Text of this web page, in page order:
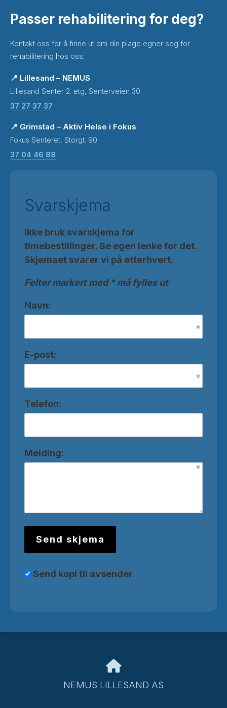
Passer rehabilitering for deg?
Kontakt oss for å finne ut om din plage egner seg for
rehabilitering hos oss.
📍 Lillesand – NEMUS
Lillesand Senter 2. etg, Senterveien 30
37 27 37 37
📍 Grimstad – Aktiv Helse i Fokus
Fokus Senteret, Storgt. 90
37 04 46 88
Svarskjema
Ikke bruk svarskjema for
timebestillinger. Se egen lenke for det.
Skjemaet svarer vi på etterhvert.
Felter markert med * må fylles ut
Navn:
E-post:
Telefon:
Melding:
Send kopi til avsender
NEMUS LILLESAND AS